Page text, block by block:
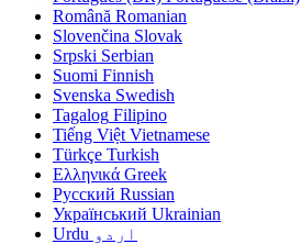
Română Romanian
Slovenčina Slovak
Srpski Serbian
Suomi Finnish
Svenska Swedish
Tagalog Filipino
Tiếng Việt Vietnamese
Türkçe Turkish
Ελληνικά Greek
Русский Russian
Український Ukrainian
اردو Urdu